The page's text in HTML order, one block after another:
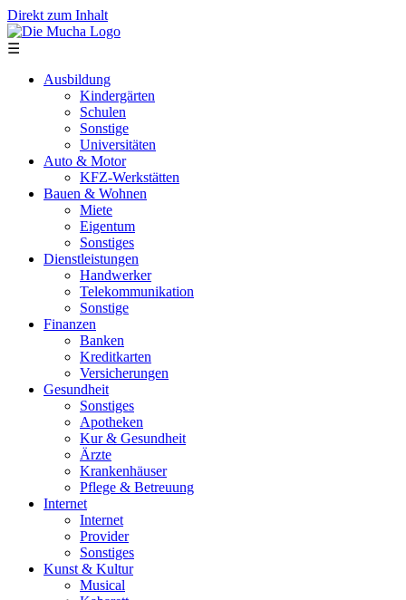
Direkt zum Inhalt
☰
Ausbildung
Kindergärten
Schulen
Sonstige
Universitäten
Auto & Motor
KFZ-Werkstätten
Bauen & Wohnen
Miete
Eigentum
Sonstiges
Dienstleistungen
Handwerker
Telekommunikation
Sonstige
Finanzen
Banken
Kreditkarten
Versicherungen
Gesundheit
Sonstiges
Apotheken
Kur & Gesundheit
Ärzte
Krankenhäuser
Pflege & Betreuung
Internet
Internet
Provider
Sonstiges
Kunst & Kultur
Musical